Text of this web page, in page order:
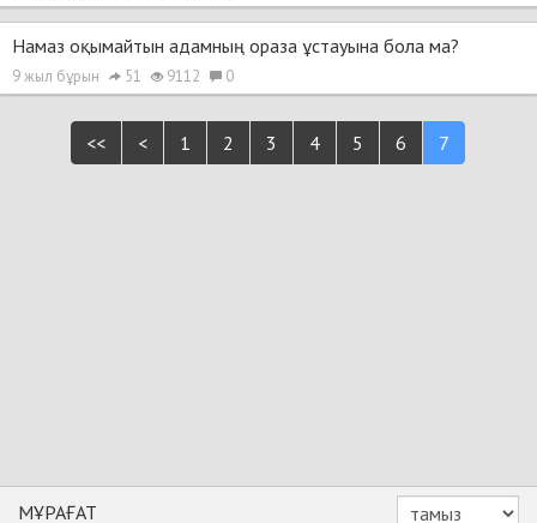
Намаз оқымайтын адамның ораза ұстауына бола ма?
9 жыл бұрын 51 9112 0
<< < 1 2 3 4 5 6 7
МҰРАҒАТ